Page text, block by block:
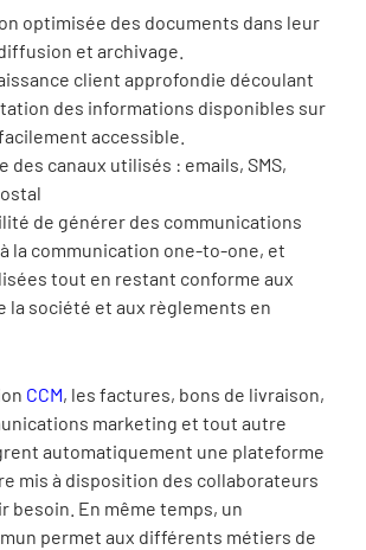
optimisée des documents dans leur
et archivage.
client approfondie découlant
des informations disponibles sur
accessible.
des canaux utilisés : emails, SMS,
de générer des communications
la communication one-to-one, et
tout en restant conforme aux
la société et aux règlements en
CCM, les factures, bons de livraison,
marketing et tout autre
automatiquement une plateforme
mis à disposition des collaborateurs
besoin. En même temps, un
permet aux différents métiers de